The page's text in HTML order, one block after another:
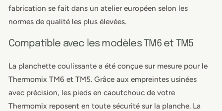
fabrication se fait dans un atelier européen selon les
normes de qualité les plus élevées.
Compatible avec les modèles TM6 et TM5
La planchette coulissante a été conçue sur mesure pour le
Thermomix TM6 et TM5. Grâce aux empreintes usinées
avec précision, les pieds en caoutchouc de votre
Thermomix reposent en toute sécurité sur la planche. La